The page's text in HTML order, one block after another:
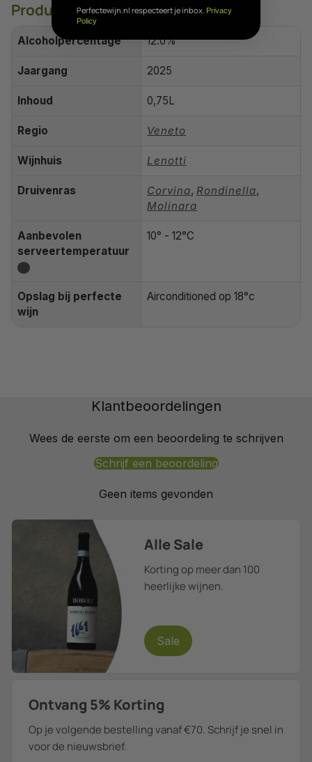
Productdetails
Alcoholpercentage 12.0%
Jaargang 2025
Inhoud 0,75L
Regio Veneto
Wijnhuis Lenotti
Druivenras Corvina, Rondinella,
Molinara
Aanbevolen
serveertemperatuur
10° - 12°C
Opslag bij perfecte
wijn
Airconditioned op 18°c
Klantbeoordelingen
Wees de eerste om een beoordeling te schrijven
Schrijf een beoordeling
Geen items gevonden
Alle Sale
Korting op meer dan 100
heerlijke wijnen.
Sale
Ontvang 5% Korting
Op je volgende bestelling vanaf €70. Schrijf je snel in
voor de nieuwsbrief.
Perfectewijn.nl respecteert je inbox. Privacy
Policy